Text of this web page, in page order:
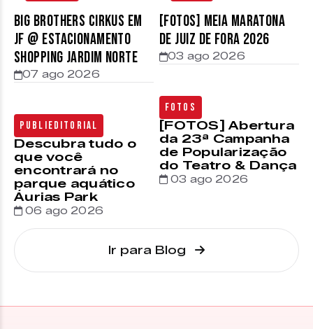
Big Brothers Cirkus em
JF @ estacionamento
Shopping Jardim Norte
07 ago 2026
Publieditorial
Descubra tudo o
que você
encontrará no
parque aquático
Áurias Park
06 ago 2026
[FOTOS] Meia Maratona
de Juiz de Fora 2026
03 ago 2026
Fotos
[FOTOS] Abertura
da 23ª Campanha
de Popularização
do Teatro & Dança
03 ago 2026
Ir para Blog